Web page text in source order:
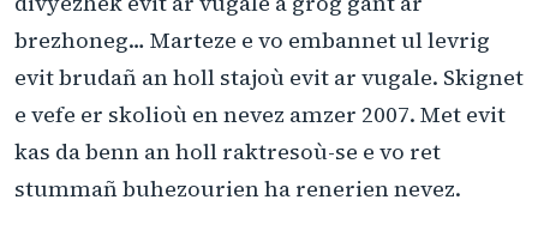
brezhoneg… Marteze e vo embannet ul levrig
evit brudañ an holl stajoù evit ar vugale. Skignet
e vefe er skolioù en nevez amzer 2007. Met evit
kas da benn an holl raktresoù-se e vo ret
stummañ buhezourien ha renerien nevez.